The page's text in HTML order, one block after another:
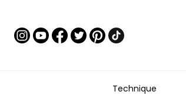
Technique